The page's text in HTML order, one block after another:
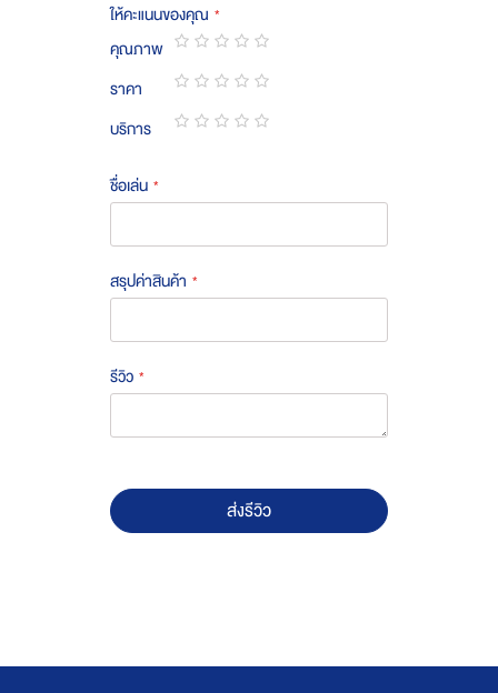
ให้คะแนนของคุณ
คุณภาพ
1
star
2
stars
3
stars
4
stars
5
stars
ราคา
1
star
2
stars
3
stars
4
stars
5
stars
บริการ
ชื่อเล่น
สรุปค่าสินค้า
รีวิว
ส่งรีวิว